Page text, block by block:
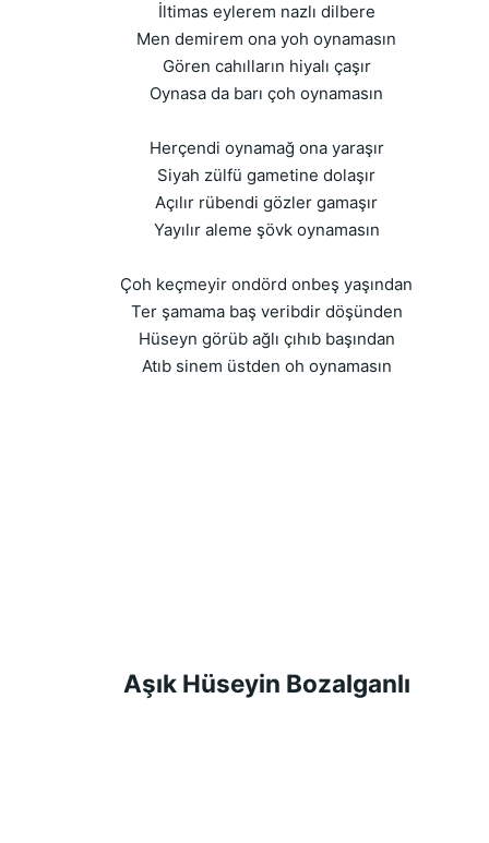
İltimas eylerem nazlı dilbere
Men demirem ona yoh oynamasın
Gören cahılların hiyalı çaşır
Oynasa da barı çoh oynamasın
Herçendi oynamağ ona yaraşır
Siyah zülfü gametine dolaşır
Açılır rübendi gözler gamaşır
Yayılır aleme şövk oynamasın
Çoh keçmeyir ondörd onbeş yaşından
Ter şamama baş veribdir döşünden
Hüseyn görüb ağlı çıhıb başından
Atıb sinem üstden oh oynamasın
Aşık Hüseyin Bozalganlı